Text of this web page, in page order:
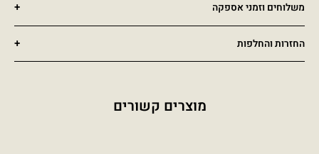
משלוחים וזמני אספקה
החזרות והחלפות
מוצרים קשורים